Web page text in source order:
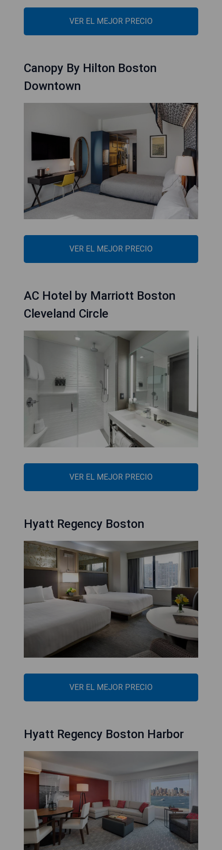
VER EL MEJOR PRECIO
Canopy By Hilton Boston
Downtown
VER EL MEJOR PRECIO
AC Hotel by Marriott Boston
Cleveland Circle
VER EL MEJOR PRECIO
Hyatt Regency Boston
VER EL MEJOR PRECIO
Hyatt Regency Boston Harbor